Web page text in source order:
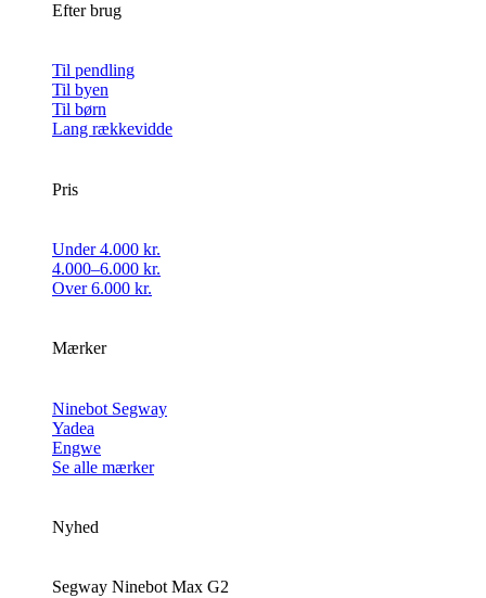
Efter brug
Til pendling
Til byen
Til børn
Lang rækkevidde
Pris
Under 4.000 kr.
4.000–6.000 kr.
Over 6.000 kr.
Mærker
Ninebot Segway
Yadea
Engwe
Se alle mærker
Nyhed
Segway Ninebot Max G2